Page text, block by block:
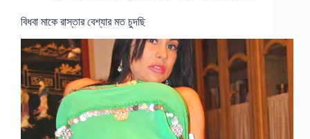
বিধবা মাকে রাস্তার বেশ্যার মত চুদছি